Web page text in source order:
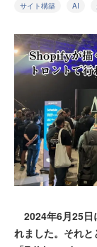
サイト構築 AI
2024年6月25日
れました。それ